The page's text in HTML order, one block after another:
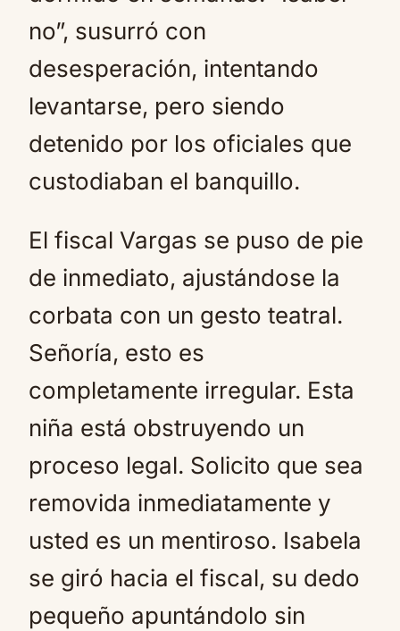
no”, susurró con
desesperación, intentando
levantarse, pero siendo
detenido por los oficiales que
custodiaban el banquillo.
El fiscal Vargas se puso de pie
de inmediato, ajustándose la
corbata con un gesto teatral.
Señoría, esto es
completamente irregular. Esta
niña está obstruyendo un
proceso legal. Solicito que sea
removida inmediatamente y
usted es un mentiroso. Isabela
se giró hacia el fiscal, su dedo
pequeño apuntándolo sin